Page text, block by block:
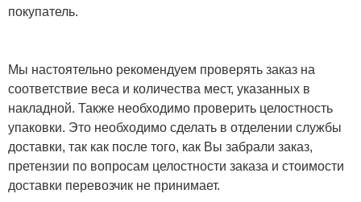
покупатель.
Мы настоятельно рекомендуем проверять заказ на
соответствие веса и количества мест, указанных в
накладной. Также необходимо проверить целостность
упаковки. Это необходимо сделать в отделении службы
доставки, так как после того, как Вы забрали заказ,
претензии по вопросам целостности заказа и стоимости
доставки перевозчик не принимает.